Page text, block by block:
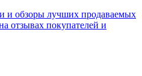
и обзоры лучших продаваемых
отзывах покупателей и